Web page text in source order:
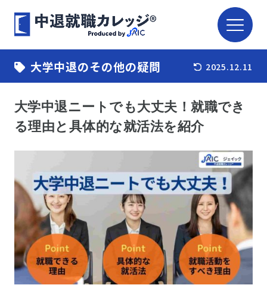
大学中退のその他の疑問 2025.12.11
大学中退ニートでも大丈夫！就職でき
る理由と具体的な就活法を紹介